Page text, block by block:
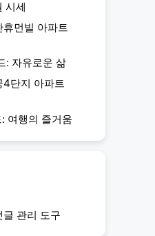
시세
먼빌 아파트
: 자유로운 삶
4단지 아파트
여행의 즐거움
관리 도구